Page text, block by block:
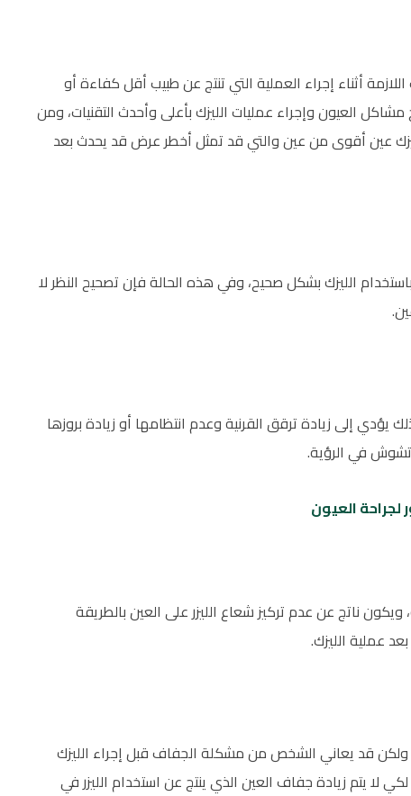
أثناء إجراء العملية التي تنتج عن طبيب أقل كفاءة أو
العيون وإجراء عمليات الليزك بأعلى وأحدث التقنيات، ومن
عين أقوى من عين والتي قد تمثل أخطر عرض قد يحدث بعد
الليزك بشكل صحيح، وفي هذه الحالة فإن تصحيح النظر لا
إلى زيادة ترقق القرنية وعدم انتظامها أو زيادة بروزها
في الرؤية.
ناتج عن عدم تركيز شعاع الليزر على العين بالطريقة
عملية الليزك.
ولكن قد يعاني الشخص من مشكلة الجفاف قبل إجراء الليزك
لا يتم زيادة جفاف العين الذي ينتج عن استخدام الليزر في